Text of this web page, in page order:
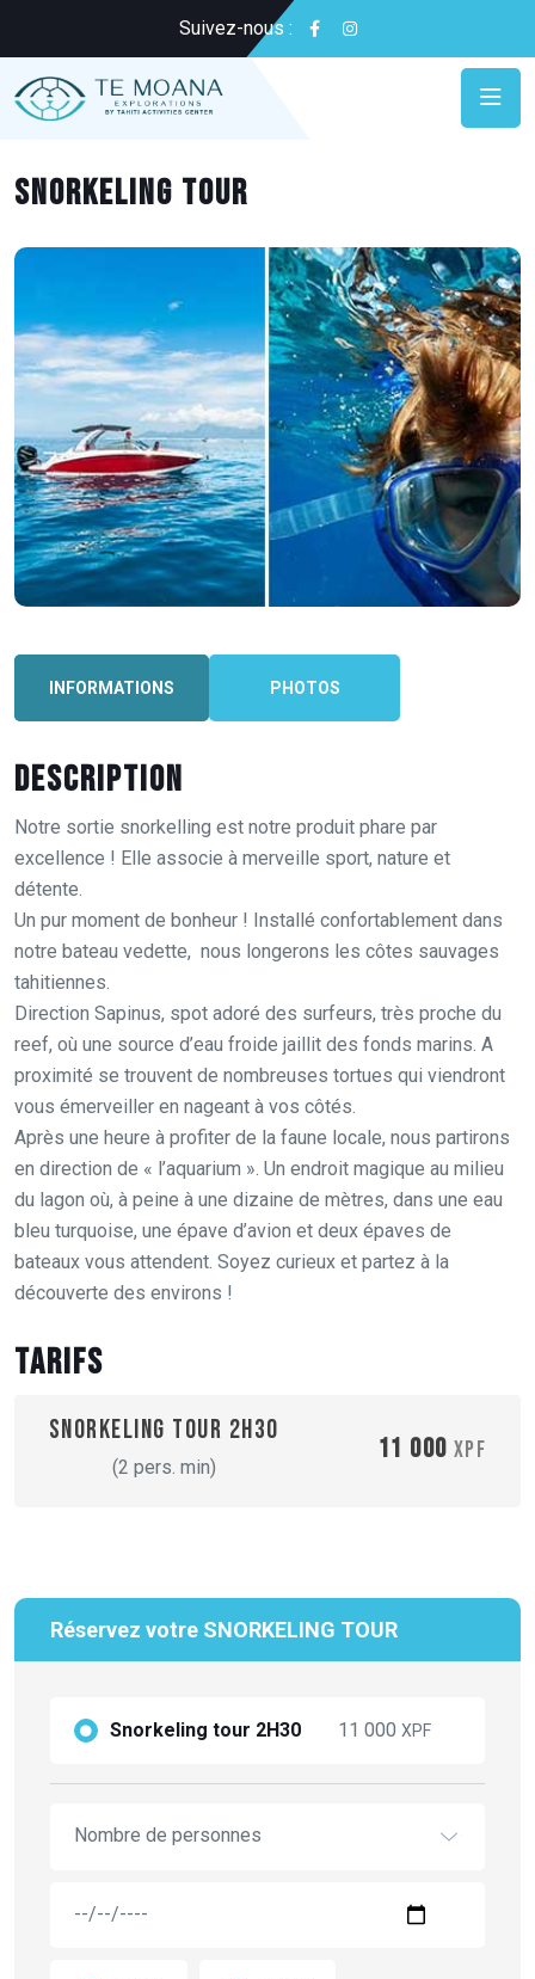
Suivez-nous :
SNORKELING TOUR
INFORMATIONS PHOTOS
Description
Notre sortie snorkelling est notre produit phare par
excellence ! Elle associe à merveille sport, nature et
détente.
Un pur moment de bonheur ! Installé confortablement dans
notre bateau vedette, nous longerons les côtes sauvages
tahitiennes.
Direction Sapinus, spot adoré des surfeurs, très proche du
reef, où une source d’eau froide jaillit des fonds marins. A
proximité se trouvent de nombreuses tortues qui viendront
vous émerveiller en nageant à vos côtés.
Après une heure à profiter de la faune locale, nous partirons
en direction de « l’aquarium ». Un endroit magique au milieu
du lagon où, à peine à une dizaine de mètres, dans une eau
bleu turquoise, une épave d’avion et deux épaves de
bateaux vous attendent. Soyez curieux et partez à la
découverte des environs !
Tarifs
Snorkeling tour 2H30
(2 pers. min)
11 000 XPF
Réservez votre SNORKELING TOUR
Snorkeling tour 2H30 11 000 XPF
Nombre de personnes